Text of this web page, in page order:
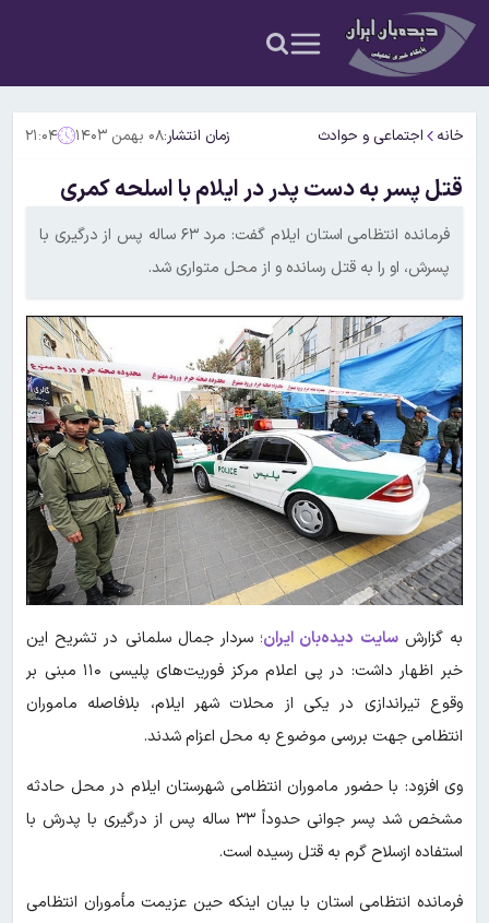
خانه اجتماعی و حوادث زمان انتشار:۰۸ بهمن ۱۴۰۳ ۲۱:۰۴
قتل پسر به دست پدر در ایلام با اسلحه کمری
فرمانده انتظامی استان ایلام گفت: مرد ۶۳ ساله پس از درگیری با
پسرش، او را به قتل رسانده و از محل متواری شد.
به گزارشسایت دیده‌بان ایران؛ سردار جمال سلمانی در تشریح این
خبر اظهار داشت: در پی اعلام مرکز فوریت‌های پلیسی ۱۱۰ مبنی بر
وقوع تیراندازی در یکی از محلات شهر ایلام، بلافاصله ماموران
انتظامی جهت بررسی موضوع به محل اعزام شدند.
وی افزود: با حضور ماموران انتظامی شهرستان ایلام در محل حادثه
مشخص شد پسر جوانی حدوداً ۳۳ ساله پس از درگیری با پدرش با
استفاده ازسلاح گرم به قتل رسیده است.
فرمانده انتظامی استان با بیان اینکه حین عزیمت مأموران انتظامی